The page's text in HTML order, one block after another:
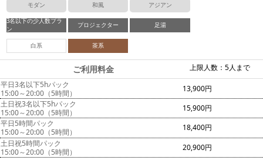
モダン 和風 アジアン
3名以下の少人数プラ
ン
プロジェクター 足湯
白系 茶系
上限人数：5人まで
ご利用料金
平日3名以下5hパック
15:00～20:00（5時間）
13,900円
土日祝3名以下5hパック
15:00～20:00（5時間）
15,900円
平日5時間パック
15:00～20:00（5時間）
18,400円
土日祝5時間パック
15:00～20:00（5時間）
20,900円